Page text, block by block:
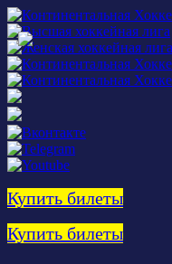
Купить билеты
Купить билеты